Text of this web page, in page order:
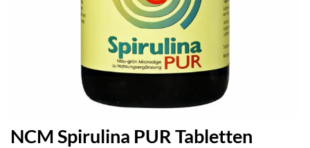
NCM Spirulina PUR Tabletten